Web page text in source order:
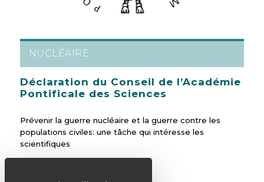
NUCLÉAIRE
Déclaration du Conseil de l’Académie
Pontificale des Sciences
Prévenir la guerre nucléaire et la guerre contre les
populations civiles: une tâche qui intéresse les
scientifiques